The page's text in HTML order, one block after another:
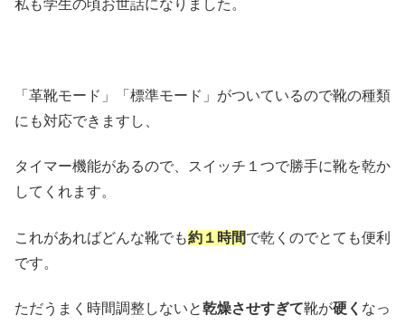
私も学生の頃お世話になりました。
「革靴モード」「標準モード」がついているので靴の種類
にも対応できますし、
タイマー機能があるので、スイッチ１つで勝手に靴を乾か
してくれます。
これがあればどんな靴でも約１時間で乾くのでとても便利
です。
ただうまく時間調整しないと乾燥させすぎて靴が硬く なっ